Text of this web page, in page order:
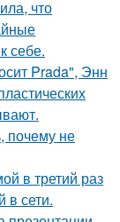
что
себе.
Prada", Энн
почему не
в третий раз
в сети.